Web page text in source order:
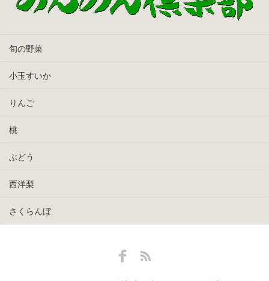
旬の野菜
小玉すいか
りんご
桃
ぶどう
西洋梨
さくらんぼ